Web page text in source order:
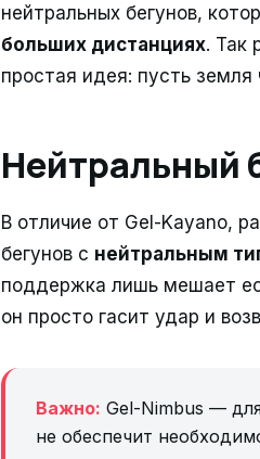
нейтральных бегунов,
больших дистанциях. Так
простая идея: пусть земля
Нейтральный
В отличие от Gel-Kayano,
бегунов с нейтральным
поддержка лишь мешает
он просто гасит удар и
Важно: Gel-Nimbus —
не обеспечит